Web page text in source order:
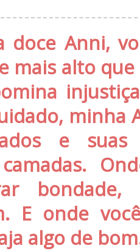
doce Anni,
mais alto
minha
e
E onde
algo de